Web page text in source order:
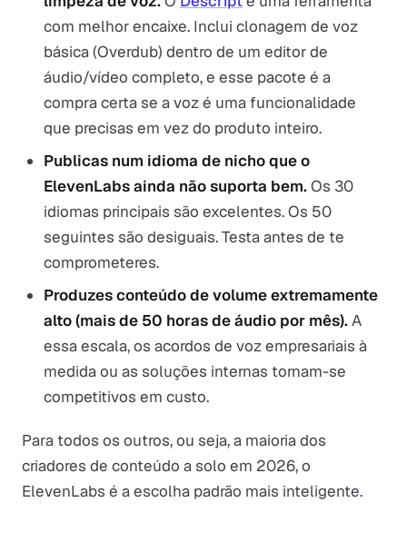
com melhor encaixe. Inclui clonagem de voz
básica (Overdub) dentro de um editor de
áudio/vídeo completo, e esse pacote é a
compra certa se a voz é uma funcionalidade
que precisas em vez do produto inteiro.
Publicas num idioma de nicho que o
ElevenLabs ainda não suporta bem.Os 30
idiomas principais são excelentes. Os 50
seguintes são desiguais. Testa antes de te
comprometeres.
Produzes conteúdo de volume extremamente
alto (mais de 50 horas de áudio por mês).A
essa escala, os acordos de voz empresariais à
medida ou as soluções internas tornam-se
competitivos em custo.
Para todos os outros, ou seja, a maioria dos
criadores de conteúdo a solo em 2026, o
ElevenLabs é a escolha padrão mais inteligente.